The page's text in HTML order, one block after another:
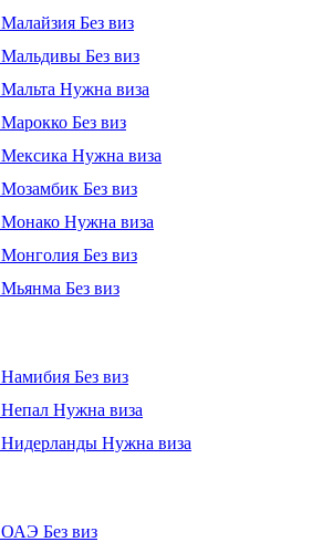
Малайзия Без виз
Мальдивы Без виз
Мальта Нужна виза
Марокко Без виз
Мексика Нужна виза
Мозамбик Без виз
Монако Нужна виза
Монголия Без виз
Мьянма Без виз
Намибия Без виз
Непал Нужна виза
Нидерланды Нужна виза
ОАЭ Без виз